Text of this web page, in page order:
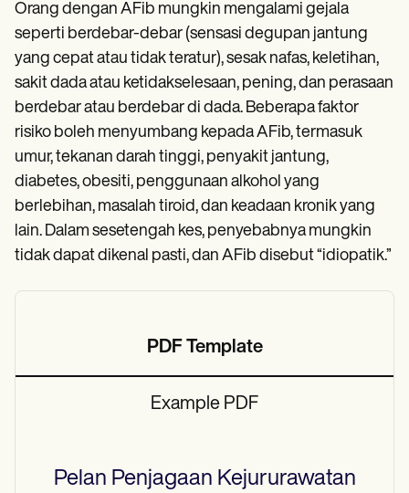
Orang dengan AFib mungkin mengalami gejala
seperti berdebar-debar (sensasi degupan jantung
yang cepat atau tidak teratur), sesak nafas, keletihan,
sakit dada atau ketidakselesaan, pening, dan perasaan
berdebar atau berdebar di dada. Beberapa faktor
risiko boleh menyumbang kepada AFib, termasuk
umur, tekanan darah tinggi, penyakit jantung,
diabetes, obesiti, penggunaan alkohol yang
berlebihan, masalah tiroid, dan keadaan kronik yang
lain. Dalam sesetengah kes, penyebabnya mungkin
tidak dapat dikenal pasti, dan AFib disebut “idiopatik.”
PDF Template
Example PDF
Pelan Penjagaan Kejururawatan